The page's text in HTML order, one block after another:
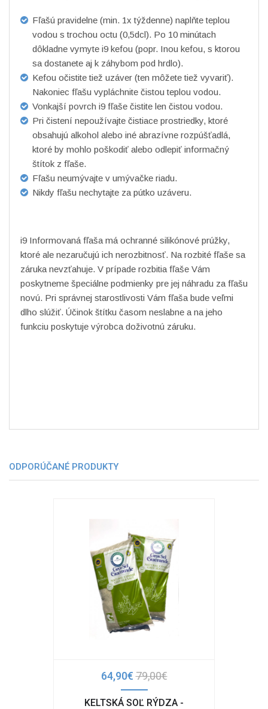
Fľašú pravidelne (min. 1x týždenne) naplňte teplou
vodou s trochou octu (0,5dcl). Po 10 minútach
dôkladne vymyte i9 kefou (popr. Inou kefou, s ktorou
sa dostanete aj k záhybom pod hrdlo).
Kefou očistite tiež uzáver (ten môžete tiež vyvariť).
Nakoniec fľašu vypláchnite čistou teplou vodou.
Vonkajší povrch i9 fľaše čistite len čistou vodou.
Pri čistení nepoužívajte čistiace prostriedky, ktoré
obsahujú alkohol alebo iné abrazívne rozpúšťadlá,
ktoré by mohlo poškodiť alebo odlepiť informačný
štítok z fľaše.
Fľašu neumývajte v umývačke riadu.
Nikdy fľašu nechytajte za pútko uzáveru.
i9 Informovaná fľaša má ochranné silikónové prúžky,
ktoré ale nezaručujú ich nerozbitnosť. Na rozbité fľaše sa
záruka nevzťahuje. V prípade rozbitia fľaše Vám
poskytneme špeciálne podmienky pre jej náhradu za fľašu
novú. Pri správnej starostlivosti Vám fľaša bude veľmi
dlho slúžiť. Účinok štítku časom neslabne a na jeho
funkciu poskytuje výrobca doživotnú záruku.
ODPORÚČANÉ PRODUKTY
64,90€79,00€
KELTSKÁ SOĽ RÝDZA -